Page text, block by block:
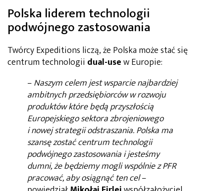
Polska liderem technologii
podwójnego zastosowania
Twórcy Expeditions liczą, że Polska może stać się
centrum technologii dual-usew Europie:
–Naszym celem jest wsparcie najbardziej
ambitnych przedsiębiorców w rozwoju
produktów które będą przyszłością
Europejskiego sektora zbrojeniowego
i nowej strategii odstraszania. Polska ma
szansę zostać centrum technologii
podwójnego zastosowania i jesteśmy
dumni, że będziemy mogli wspólnie z PFR
pracować, aby osiągnąć ten cel–